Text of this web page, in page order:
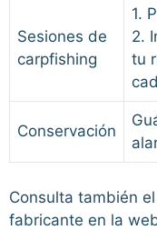
Sesiones de
carpfishing
1.
2.
tu
Conservación
Consulta también
fabricante en la